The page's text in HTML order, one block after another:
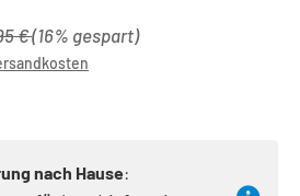
Preis:
€(16% gespart)
nach Hause: